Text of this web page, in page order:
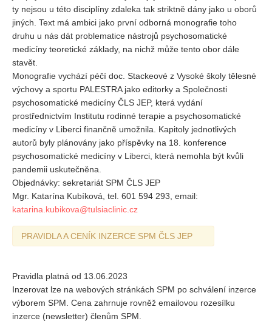
ty nejsou u této disciplíny zdaleka tak striktně dány jako u oborů
jiných. Text má ambici jako první odborná monografie toho
druhu u nás dát problematice nástrojů psychosomatické
medicíny teoretické základy, na nichž může tento obor dále
stavět.
Monografie vychází péčí doc. Stackeové z Vysoké školy tělesné
výchovy a sportu PALESTRA jako editorky a Společnosti
psychosomatické medicíny ČLS JEP, která vydání
prostřednictvím Institutu rodinné terapie a psychosomatické
medicíny v Liberci finančně umožnila. Kapitoly jednotlivých
autorů byly plánovány jako příspěvky na 18. konference
psychosomatické medicíny v Liberci, která nemohla být kvůli
pandemii uskutečněna.
Objednávky: sekretariát SPM ČLS JEP
Mgr. Katarína Kubíková, tel. 601 594 293, email:
katarina.kubikova@tulsiaclinic.cz
PRAVIDLA A CENÍK INZERCE SPM ČLS JEP
Pravidla platná od 13.06.2023
Inzerovat lze na webových stránkách SPM po schválení inzerce
výborem SPM. Cena zahrnuje rovněž emailovou rozesílku
inzerce (newsletter) členům SPM.